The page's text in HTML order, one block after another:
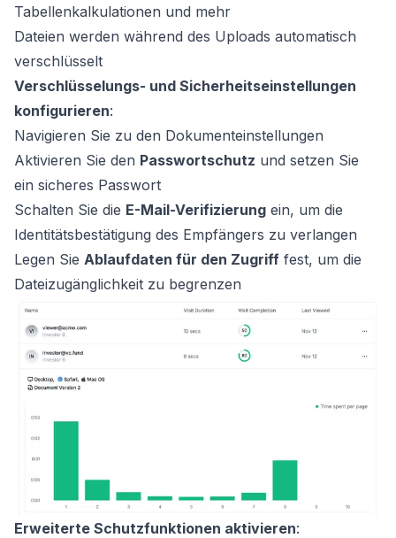
Tabellenkalkulationen und mehr
Dateien werden während des Uploads automatisch
verschlüsselt
Verschlüsselungs- und Sicherheitseinstellungen
konfigurieren:
Navigieren Sie zu den Dokumenteinstellungen
Aktivieren Sie den Passwortschutz und setzen Sie
ein sicheres Passwort
Schalten Sie die E-Mail-Verifizierung ein, um die
Identitätsbestätigung des Empfängers zu verlangen
Legen Sie Ablaufdaten für den Zugriff fest, um die
Dateizugänglichkeit zu begrenzen
Erweiterte Schutzfunktionen aktivieren: